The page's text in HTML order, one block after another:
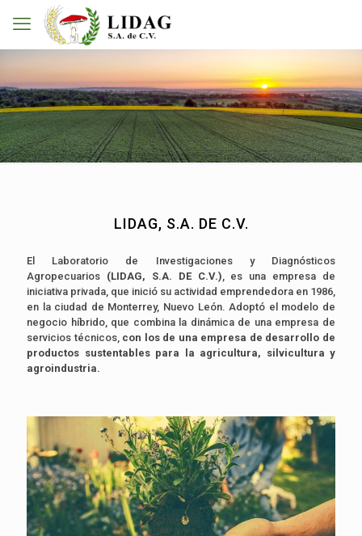
LIDAG, S.A. DE C.V.
El Laboratorio de Investigaciones y Diagnósticos
Agropecuarios (LIDAG, S.A. DE C.V.), es una empresa de
iniciativa privada, que inició su actividad emprendedora en 1986,
en la ciudad de Monterrey, Nuevo León. Adoptó el modelo de
negocio híbrido, que combina la dinámica de una empresa de
servicios técnicos, con los de una empresa de desarrollo de
productos sustentables para la agricultura, silvicultura y
agroindustria.